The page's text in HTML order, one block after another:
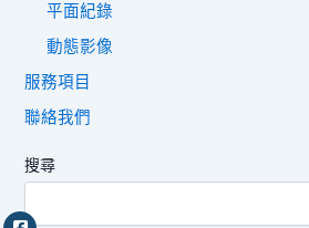
平面紀錄
動態影像
服務項目
聯絡我們
搜尋